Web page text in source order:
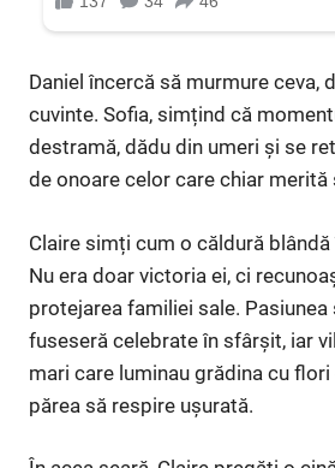
Daniel încercă să murmure ceva,
cuvinte. Sofia, simțind că
destramă, dădu din umeri și se
de onoare celor care chiar merită
Claire simți cum o căldură
Nu era doar victoria ei, ci
protejarea familiei sale. Pasiunea
fuseseră celebrate în sfârșit, iar
mari care luminau grădina cu
părea să respire ușurată.